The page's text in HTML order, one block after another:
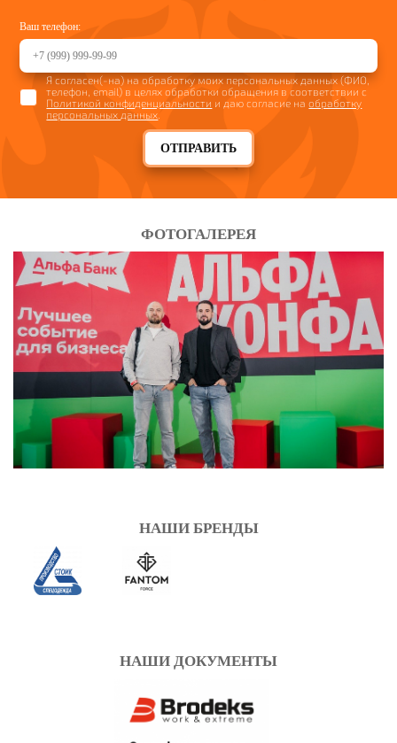
Ваш телефон:
ОТПРАВИТЬ
Я согласен(-на) на обработку моих персональных данных (ФИО,
телефон, email) в целях обработки обращения в соответствии с
Политикой конфиденциальности и даю согласие наобработку
персональных данных
ФОТОГАЛЕРЕЯ
НАШИ БРЕНДЫ
НАШИ ДОКУМЕНТЫ